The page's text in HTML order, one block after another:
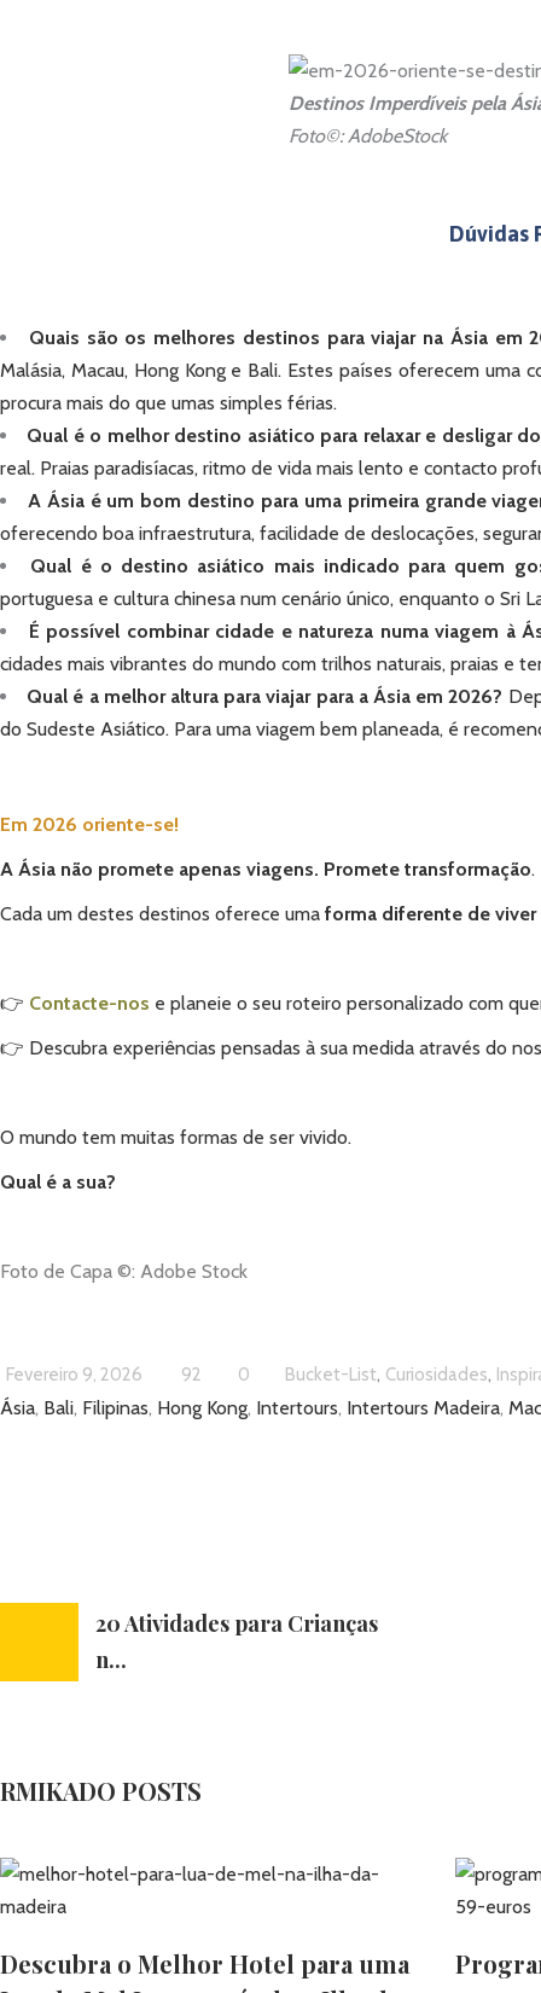
Destinos Imperdíveis pela
Foto©: AdobeStock
Dúvidas
Quais são os melhores destinos para viajar na Ásia em
Malásia, Macau, Hong Kong e Bali. Estes países oferecem
procura mais do que umas simples férias.
Qual é o melhor destino asiático para relaxar e desligar
real. Praias paradisíacas, ritmo de vida mais lento e contacto
A Ásia é um bom destino para uma primeira grande
oferecendo boa infraestrutura, facilidade de deslocações,
Qual é o destino asiático mais indicado para quem
portuguesa e cultura chinesa num cenário único, enquanto o
É possível combinar cidade e natureza numa viagem à
cidades mais vibrantes do mundo com trilhos naturais, praias e
Qual é a melhor altura para viajar para a Ásia em 2026?
do Sudeste Asiático. Para uma viagem bem planeada, é
Em 2026 oriente-se!
A Ásia não promete apenas viagens. Promete transformação.
Cada um destes destinos oferece uma forma diferente de
👉 Contacte-nos e planeie o seu roteiro personalizado com
👉 Descubra experiências pensadas à sua medida através do
O mundo tem muitas formas de ser vivido.
Qual é a sua?
Foto de Capa ©: Adobe Stock
Fevereiro 9, 2026 92 0 Bucket-List, Curiosidades,
Ásia, Bali, Filipinas, Hong Kong, Intertours, Intertours Madeira,
20 Atividades para Crianças
n...
RMIKADO POSTS
Descubra o Melhor Hotel para uma